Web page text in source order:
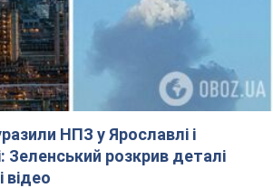
залізничну станцію в Лозовій
і поранені
пошкоджено вокзал, контактну мережу
поїздів до станції тимчасово